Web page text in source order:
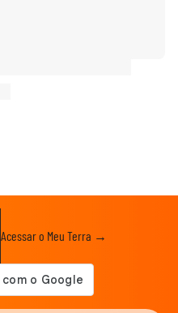
Acessar o Meu Terra →